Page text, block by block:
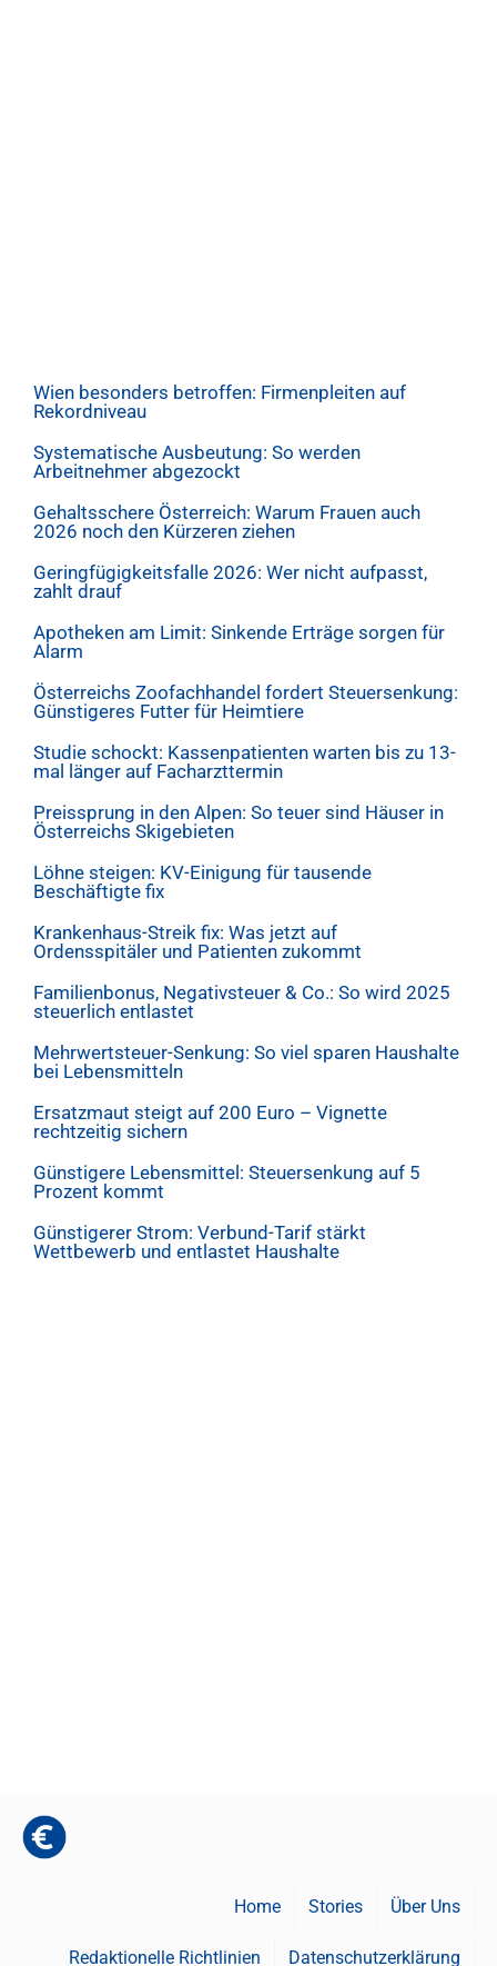
Wien besonders betroffen: Firmenpleiten auf
Rekordniveau
Systematische Ausbeutung: So werden
Arbeitnehmer abgezockt
Gehaltsschere Österreich: Warum Frauen auch
2026 noch den Kürzeren ziehen
Geringfügigkeitsfalle 2026: Wer nicht aufpasst,
zahlt drauf
Apotheken am Limit: Sinkende Erträge sorgen für
Alarm
Österreichs Zoofachhandel fordert Steuersenkung:
Günstigeres Futter für Heimtiere
Studie schockt: Kassenpatienten warten bis zu 13-
mal länger auf Facharzttermin
Preissprung in den Alpen: So teuer sind Häuser in
Österreichs Skigebieten
Löhne steigen: KV-Einigung für tausende
Beschäftigte fix
Krankenhaus-Streik fix: Was jetzt auf
Ordensspitäler und Patienten zukommt
Familienbonus, Negativsteuer & Co.: So wird 2025
steuerlich entlastet
Mehrwertsteuer-Senkung: So viel sparen Haushalte
bei Lebensmitteln
Ersatzmaut steigt auf 200 Euro – Vignette
rechtzeitig sichern
Günstigere Lebensmittel: Steuersenkung auf 5
Prozent kommt
Günstigerer Strom: Verbund-Tarif stärkt
Wettbewerb und entlastet Haushalte
Home Stories Über Uns
Redaktionelle Richtlinien Datenschutzerklärung